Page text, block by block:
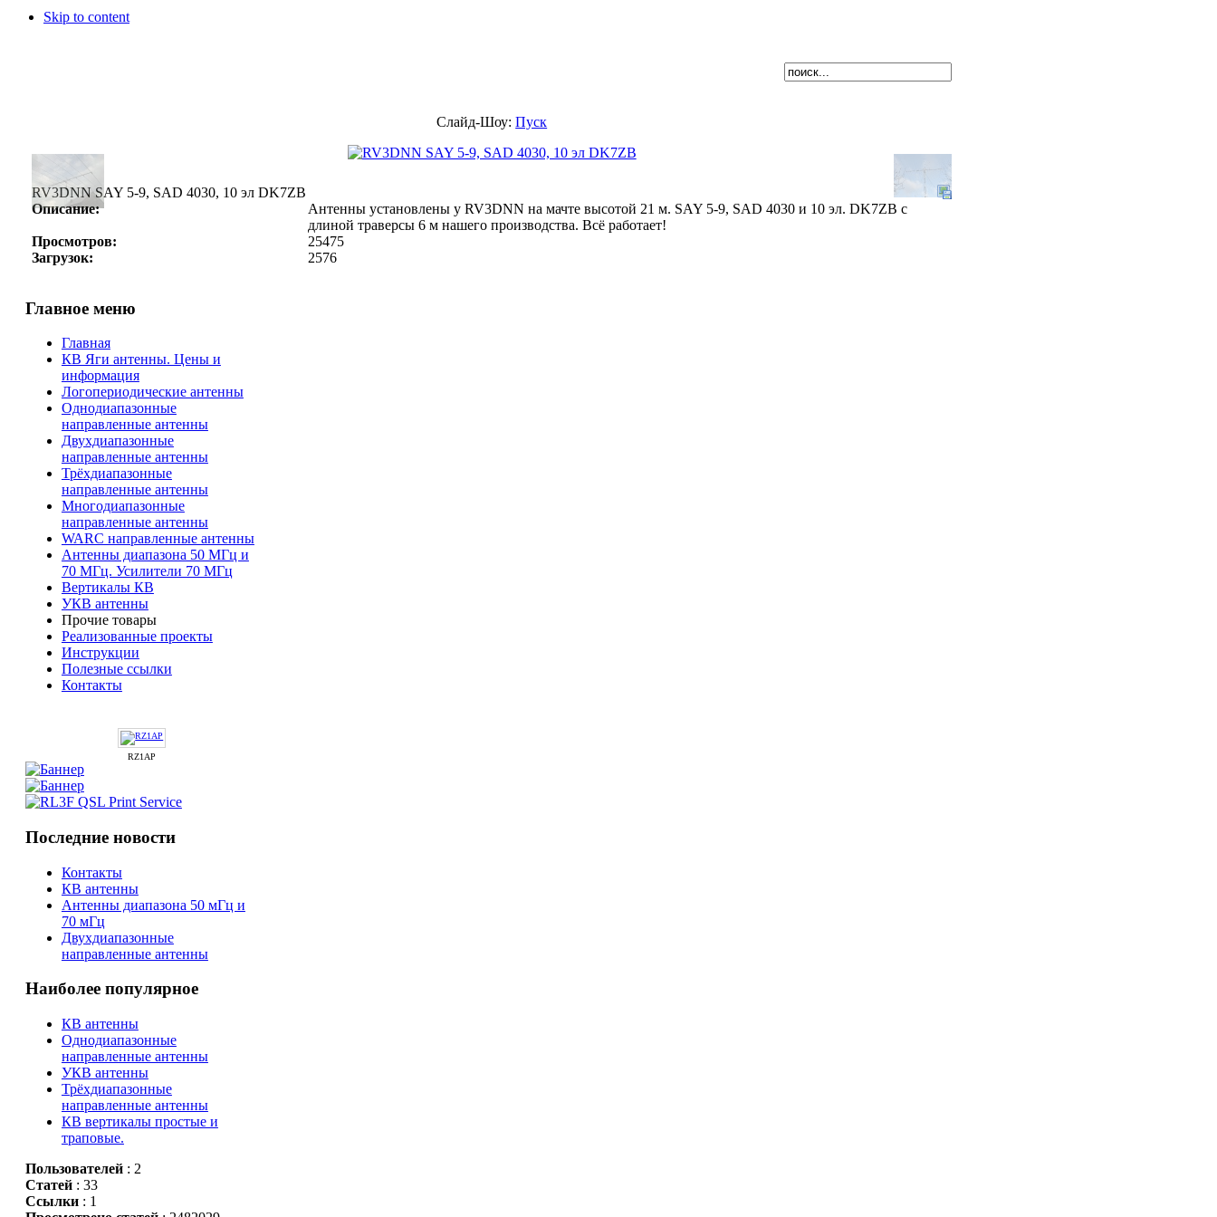
Skip to content
Слайд-Шоу:Пуск
RV3DNN SAY 5-9, SAD 4030, 10 эл DK7ZB
Описание:
Антенны установлены у RV3DNN на мачте высотой 21 м. SAY 5-9, SAD 4030 и 10 эл. DK7ZB с
длиной траверсы 6 м нашего производства. Всё работает!
Просмотров:
25475
Загрузок:
2576
Главное меню
Главная
КВ Яги антенны. Цены и
информация
Логопериодические антенны
Однодиапазонные
направленные антенны
Двухдиапазонные
направленные антенны
Трёхдиапазонные
направленные антенны
Многодиапазонные
направленные антенны
WARC направленные антенны
Антенны диапазона 50 МГц и
70 МГц. Усилители 70 МГц
Вертикалы КВ
УКВ антенны
Прочие товары
Реализованные проекты
Инструкции
Полезные ссылки
Контакты
RZ1AP
Последние новости
Контакты
КВ антенны
Антенны диапазона 50 мГц и
70 мГц
Двухдиапазонные
направленные антенны
Наиболее популярное
КВ антенны
Однодиапазонные
направленные антенны
УКВ антенны
Трёхдиапазонные
направленные антенны
КВ вертикалы простые и
траповые.
Пользователей: 2
Статей: 33
Ссылки: 1